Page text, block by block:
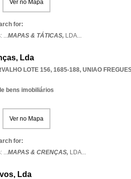
Ver no Mapa
for:
...MAPAS & TÁTICAS, LDA...
Lda
LOTE 156, 1685-188, UNIAO
bens imobiliários
Ver no Mapa
for:
...MAPAS & CRENÇAS, LDA...
Lda